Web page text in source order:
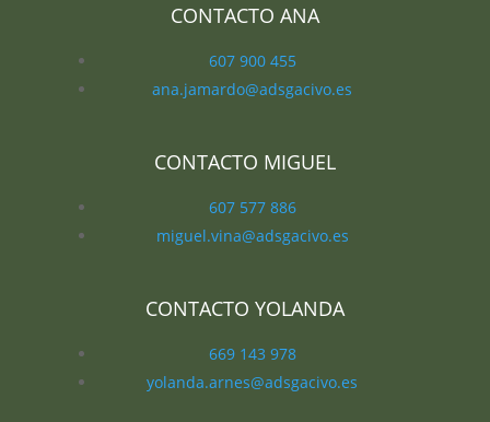
CONTACTO ANA
607 900 455
ana.jamardo@adsgacivo.es
CONTACTO MIGUEL
607 577 886
miguel.vina@adsgacivo.es
CONTACTO YOLANDA
669 143 978
yolanda.arnes@adsgacivo.es